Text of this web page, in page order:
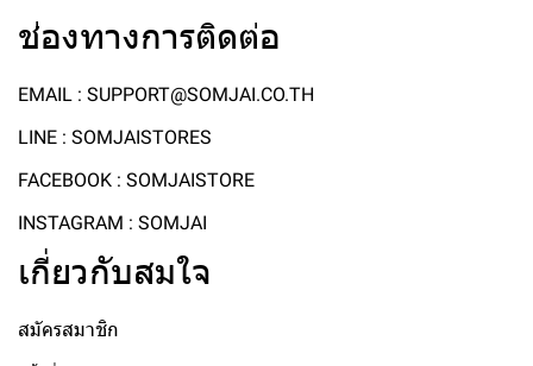
ช่องทางการติดต่อ
EMAIL : SUPPORT@SOMJAI.CO.TH
LINE : SOMJAISTORES
FACEBOOK : SOMJAISTORE
INSTAGRAM : SOMJAI
เกี่ยวกับสมใจ
สมัครสมาชิก